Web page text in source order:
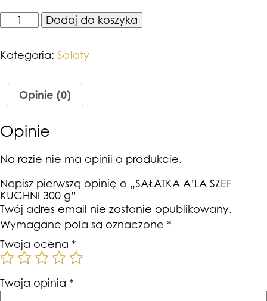
ilość
SAŁATKA
SZEF
KUCHNI
Dodaj do koszyka
Kategoria: Sałaty
Opinie (0)
Opinie
Na razie nie ma opinii o produkcie.
Napisz pierwszą opinię o „SAŁATKA A’LA SZEF
KUCHNI 300 g”
Twój adres email nie zostanie opublikowany.
Wymagane pola są oznaczone *
Twoja ocena *
Twoja opinia *